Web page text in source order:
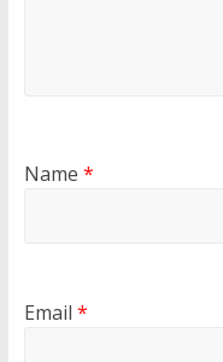
Name *
Email *